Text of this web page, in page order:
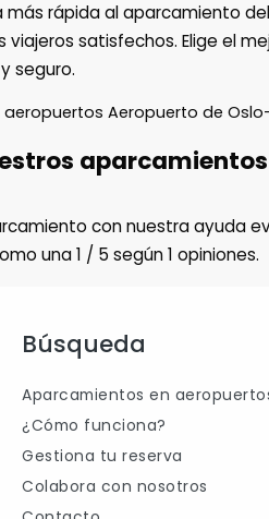
más rápida al aparcamiento
satisfechos. Elige el
seguro.
Aeropuerto de
con nuestra ayuda
una1 / 5 según1 opiniones.
Búsqueda
Aparcamientos en
¿Cómo funciona?
Gestiona tu reserva
Colabora con nosotros